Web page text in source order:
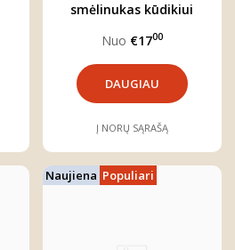
smėlinukas kūdikiui
Nuo €1700
DAUGIAU
Į NORŲ SĄRAŠĄ
Naujiena Populiari